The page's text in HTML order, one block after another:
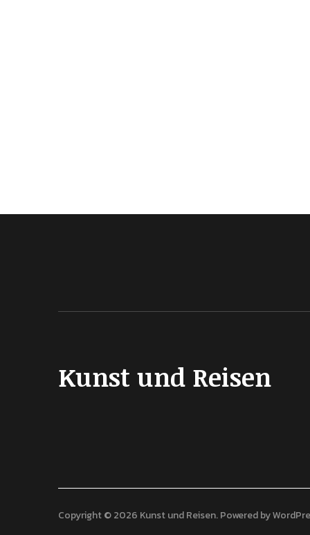
Kunst und Reisen
Copyright © 2026 Kunst und Reisen Powered by